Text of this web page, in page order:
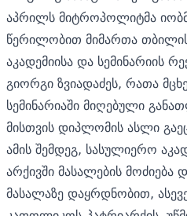
აპრილს მიტროპოლიტმა
წერილობით მიმართა
აკადემიისა და სემინარიის
გიორგი ზვიადაძეს, რათა
სემინარიაში მიღებული
მისთვის დიპლომის ასლი
ამის შემდეგ, სასულიერო
არქივში მასალების მოძიება
მასალაზე დაყრდნობით,